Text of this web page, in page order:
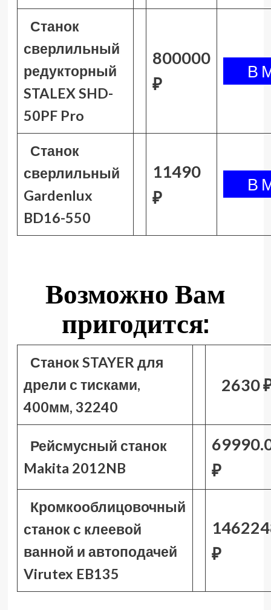
Станок
сверлильный
редукторный
STALEX SHD-
50PF Pro
800000
₽
Станок
сверлильный
Gardenlux
BD16-550
11490
₽
Возможно Вам
пригодится:
Станок STAYER для
дрели с тисками,
400мм, 32240
2630
Рейсмусный станок
Makita 2012NB
₽
Кромкооблицовочный
станок с клеевой
ванной и автоподачей
Virutex EB135
₽